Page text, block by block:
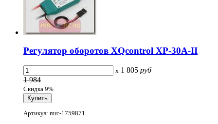
Регулятор оборотов XQcontrol XP-30A-II
x 1 805 руб
1 984
Скидка 9%
Артикул: mrc-1759871